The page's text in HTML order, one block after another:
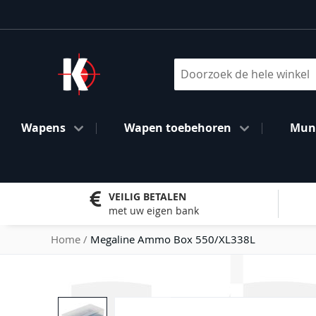
naar
inhoud
Wapens Wapen toebehoren
VEILIG BETALEN
met uw eigen bank
Home Megaline Ammo Box 550/XL338L